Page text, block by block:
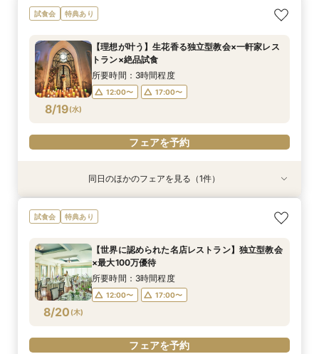
8/17(月)
《挙式のみ＊2名～》51万で叶う*憧れの独立型
チャペルで本格挙式
12:00〜
14:00〜
16:00〜
18:00〜
試食会 特典あり
8/19(水)
【理想が叶う】生花香る独立型教会×一軒家レス
トラン×絶品試食
所要時間：3時間程度
12:00〜 17:00〜
フェアを予約
8/19(水)
《挙式のみ＊2名～》51万で叶う*憧れの独立型
チャペルで本格挙式
12:00〜
14:00〜
16:00〜
18:00〜
同日のほかのフェアを見る（1件）
試食会 特典あり
8/20 (木)
【世界に認められた名店レストラン】独立型教会
×最大100万優待
所要時間：3時間程度
12:00〜 17:00〜
フェアを予約